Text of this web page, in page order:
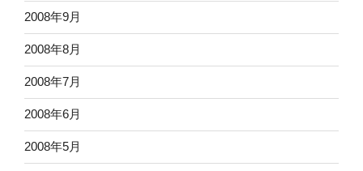
2008年9月
2008年8月
2008年7月
2008年6月
2008年5月